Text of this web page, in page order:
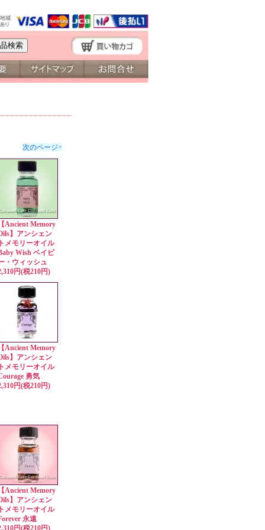
次のページ>
【Ancient Memory
】アンシェン
トメモリーオイル
Wish ベイビ
・ウィッシュ
円(税210円)
【Ancient Memory
】アンシェン
トメモリーオイル
勇気
円(税210円)
【Ancient Memory
】アンシェン
トメモリーオイル
永遠
円(税210円)